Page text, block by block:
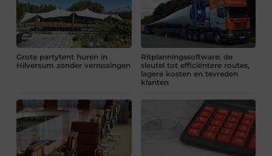
Grote partytent huren in
Hilversum zonder verrassingen
Ritplanningssoftware: de
sleutel tot efficiëntere routes,
lagere kosten en tevreden
klanten